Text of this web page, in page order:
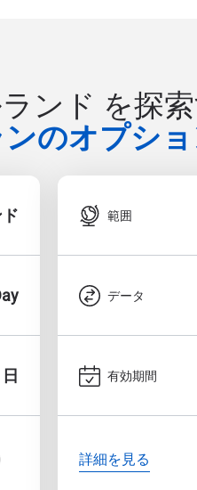
ンド を探
のオプシ
範囲
データ
有効期間
詳細を見る